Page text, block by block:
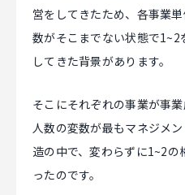
営をしてきたため、各事業
数がそこまでない状態で
してきた背景があります。
そこにそれぞれの事業が事
人数の変数が最もマネジメ
造の中で、変わらずに1~2の
ったのです。